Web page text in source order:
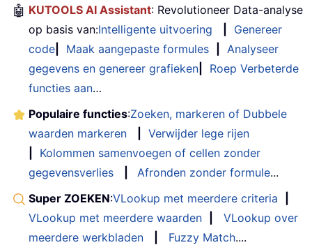
🤖 KUTOOLS AI Assistant: Revolutioneer Data-analyse
op basis van:Intelligente uitvoering
Genereer
code
Maak aangepaste formules
Analyseer
gegevens en genereer grafieken
Roep Verbeterde
functies aan…
Populaire functies:Zoeken, markeren of Dubbele
waarden markeren
Verwijder lege rijen
Kolommen samenvoegen of cellen zonder
gegevensverlies
Afronden zonder formule...
Super ZOEKEN:VLookup met meerdere criteria
VLookup met meerdere waarden
VLookup over
meerdere werkbladen
Fuzzy Match....